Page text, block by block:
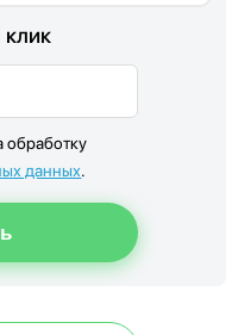
клик
обработку
данных.